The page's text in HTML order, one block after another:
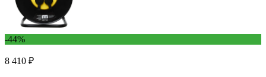
-44%
8 410 ₽